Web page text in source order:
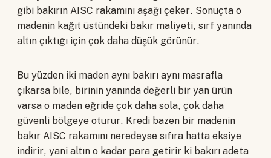
gibi bakırın AISC rakamını aşağı çeker. Sonuçta o
madenin kağıt üstündeki bakır maliyeti, sırf yanında
altın çıktığı için çok daha düşük görünür.
Bu yüzden iki maden aynı bakırı aynı masrafla
çıkarsa bile, birinin yanında değerli bir yan ürün
varsa o maden eğride çok daha sola, çok daha
güvenli bölgeye oturur. Kredi bazen bir madenin
bakır AISC rakamını neredeyse sıfıra hatta eksiye
indirir, yani altın o kadar para getirir ki bakırı adeta